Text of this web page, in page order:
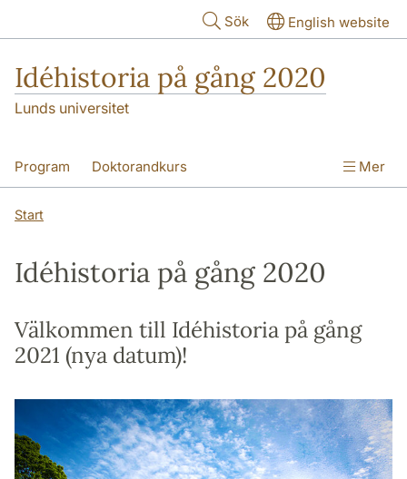
Sök English website
Idéhistoria på gång 2020
Lunds universitet
Program Doktorandkurs
Nationellt ämnesmöte
Mer
Start
Idéhistoria på gång 2020
Välkommen till Idéhistoria på gång
2021 (nya datum)!